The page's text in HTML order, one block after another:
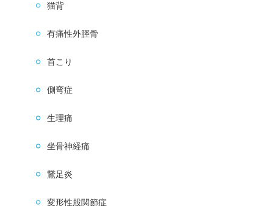
猫背
有痛性外脛骨
首こり
側弯症
生理痛
坐骨神経痛
鵞足炎
変形性股関節症